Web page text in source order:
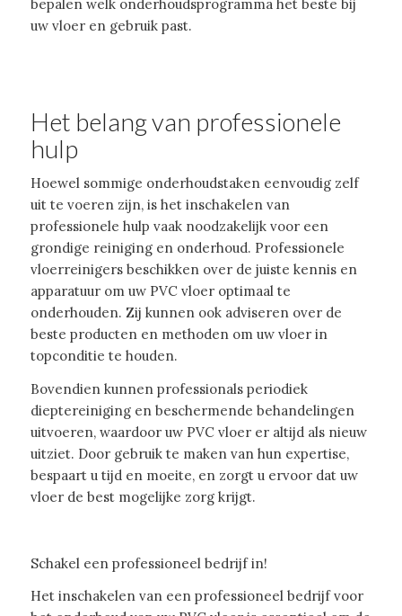
bepalen welk onderhoudsprogramma het beste bij
uw vloer en gebruik past.
Het belang van professionele
hulp
Hoewel sommige onderhoudstaken eenvoudig zelf
uit te voeren zijn, is het inschakelen van
professionele hulp vaak noodzakelijk voor een
grondige reiniging en onderhoud. Professionele
vloerreinigers beschikken over de juiste kennis en
apparatuur om uw PVC vloer optimaal te
onderhouden. Zij kunnen ook adviseren over de
beste producten en methoden om uw vloer in
topconditie te houden.
Bovendien kunnen professionals periodiek
dieptereiniging en beschermende behandelingen
uitvoeren, waardoor uw PVC vloer er altijd als nieuw
uitziet. Door gebruik te maken van hun expertise,
bespaart u tijd en moeite, en zorgt u ervoor dat uw
vloer de best mogelijke zorg krijgt.
Schakel een professioneel bedrijf in!
Het inschakelen van een professioneel bedrijf voor